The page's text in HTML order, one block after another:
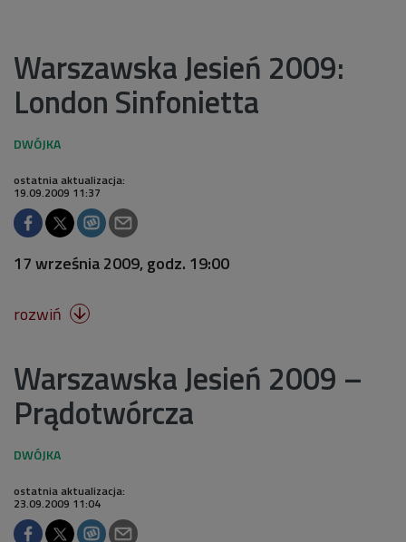
Warszawska Jesień 2009:
London Sinfonietta
ostatnia aktualizacja:
19.09.2009 11:37
17 września 2009, godz. 19:00
rozwiń 
Warszawska Jesień 2009 –
Prądotwórcza
ostatnia aktualizacja:
23.09.2009 11:04